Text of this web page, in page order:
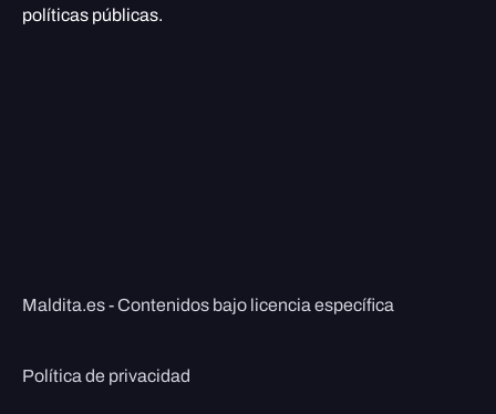
políticas públicas.
Maldita.es - Contenidos bajo licencia específica
Política de privacidad